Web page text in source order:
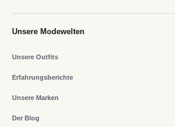
Unsere Modewelten
Unsere Outfits
Erfahrungsberichte
Unsere Marken
Der Blog